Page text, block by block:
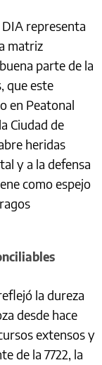
representa
matriz
parte de la
que este
en Peatonal
Ciudad de
heridas
y a la defensa
como espejo
la dureza
desde hace
extensos y
de la 7722, la